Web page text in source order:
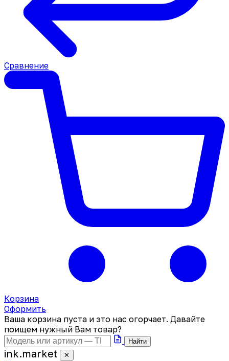
Сравнение
Корзина
Оформить
Ваша корзина пуста и это нас огорчает. Давайте
поищем нужный Вам товар?
Найти
ink.market ✕